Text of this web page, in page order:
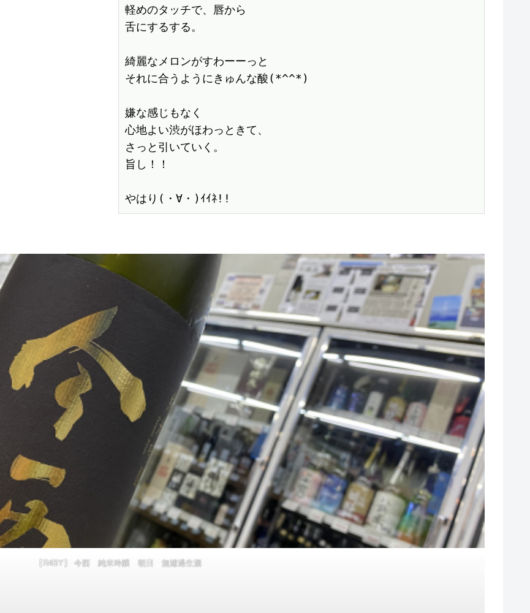
軽めのタッチで、唇から
舌にするする。
綺麗なメロンがすわーーっと
それに合うようにきゅんな酸(*^^*)
嫌な感じもなく
心地よい渋がほわっときて、
さっと引いていく。
旨し！！
やはり(・∀・)ｲｲﾈ!!
【R4BY】 今西 純米吟醸 朝日 無濾過生酒